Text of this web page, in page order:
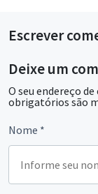
Escrever
Deixe um
O seu endereço
obrigatórios são
Nome *